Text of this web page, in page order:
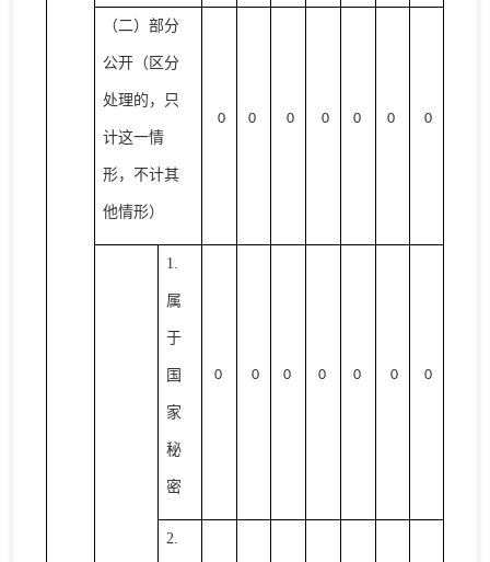
（二）部分
公开（区分
处理的，只
计这一情
形，不计其
他情形）
0 0 0 0 0 0 0
1.
属
于
国
家
秘
密
0 0 0 0 0 0 0
2.